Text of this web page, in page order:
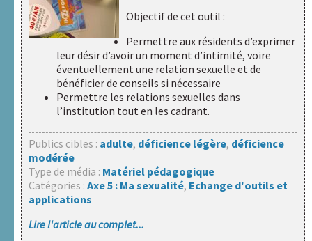
Objectif de cet outil :
Permettre aux résidents d’exprimer
leur désir d’avoir un moment d’intimité, voire
éventuellement une relation sexuelle et de
bénéficier de conseils si nécessaire
Permettre les relations sexuelles dans
l’institution tout en les cadrant.
Publics cibles : adulte, déficience légère, déficience
modérée
Type de média : Matériel pédagogique
Catégories : Axe 5 : Ma sexualité, Echange d'outils et
applications
Lire l'article au complet...